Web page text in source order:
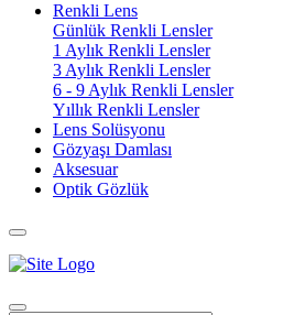
Renkli Lens
Günlük Renkli Lensler
1 Aylık Renkli Lensler
3 Aylık Renkli Lensler
6 - 9 Aylık Renkli Lensler
Yıllık Renkli Lensler
Lens Solüsyonu
Gözyaşı Damlası
Aksesuar
Optik Gözlük